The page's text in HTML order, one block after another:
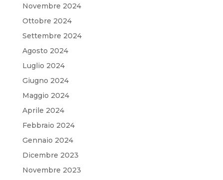
Novembre 2024
Ottobre 2024
Settembre 2024
Agosto 2024
Luglio 2024
Giugno 2024
Maggio 2024
Aprile 2024
Febbraio 2024
Gennaio 2024
Dicembre 2023
Novembre 2023